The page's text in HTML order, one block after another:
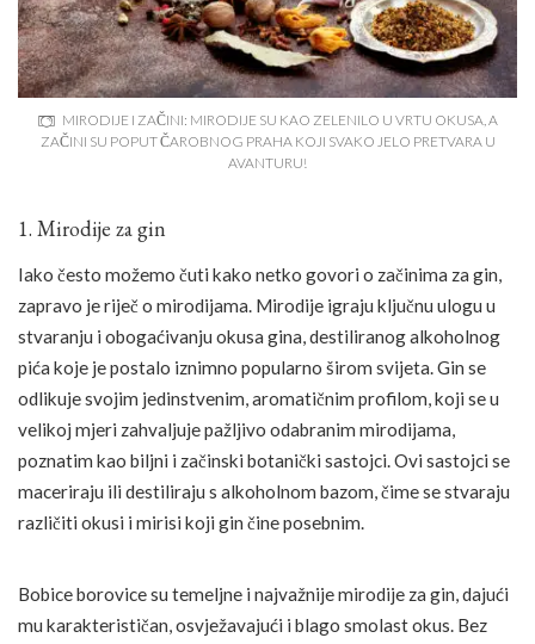
MIRODIJE I ZAČINI: MIRODIJE SU KAO ZELENILO U VRTU OKUSA, A
ZAČINI SU POPUT ČAROBNOG PRAHA KOJI SVAKO JELO PRETVARA U
AVANTURU!
1. Mirodije za gin
Iako često možemo čuti kako netko govori o začinima za gin,
zapravo je riječ o mirodijama. Mirodije igraju ključnu ulogu u
stvaranju i obogaćivanju okusa gina, destiliranog alkoholnog
pića koje je postalo iznimno popularno širom svijeta. Gin se
odlikuje svojim jedinstvenim, aromatičnim profilom, koji se u
velikoj mjeri zahvaljuje pažljivo odabranim mirodijama,
poznatim kao biljni i začinski botanički sastojci. Ovi sastojci se
maceriraju ili destiliraju s alkoholnom bazom, čime se stvaraju
različiti okusi i mirisi koji gin čine posebnim.
Bobice borovice su temeljne i najvažnije mirodije za gin, dajući
mu karakterističan, osvježavajući i blago smolast okus. Bez